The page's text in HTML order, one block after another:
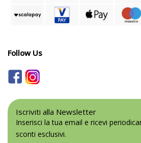
Follow Us
Iscriviti alla Newsletter
Inserisci la tua email e ricevi
sconti esclusivi.